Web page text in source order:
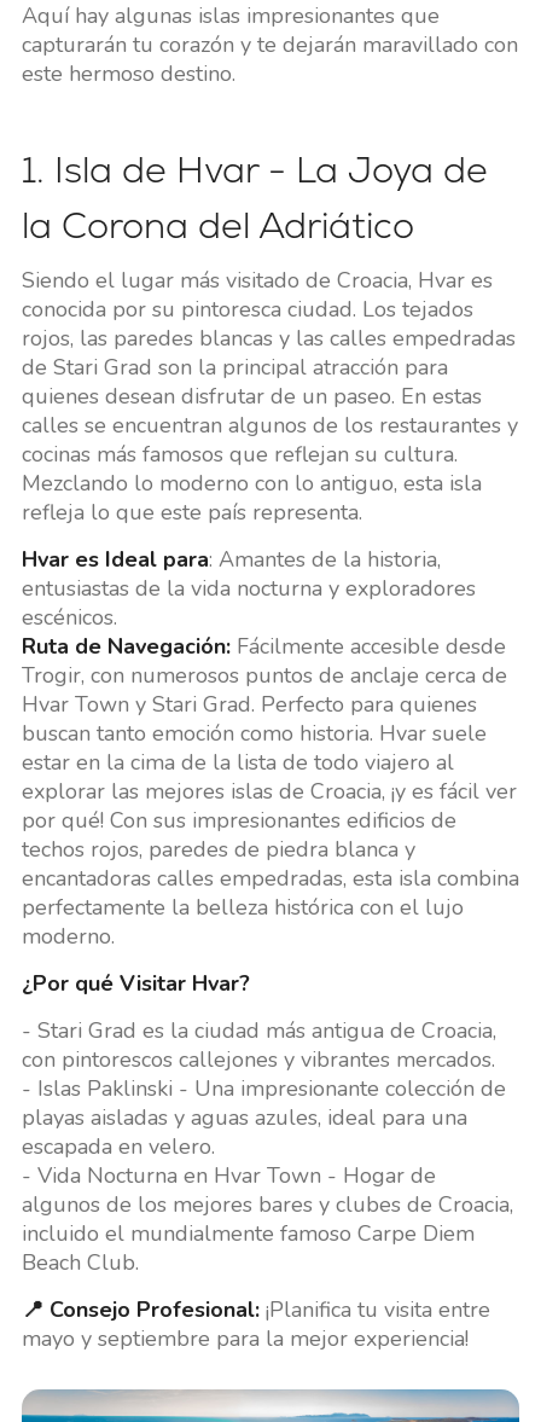
Aquí hay algunas islas impresionantes que
capturarán tu corazón y te dejarán maravillado con
este hermoso destino.
1. Isla de Hvar - La Joya de
la Corona del Adriático
Siendo el lugar más visitado de Croacia, Hvar es
conocida por su pintoresca ciudad. Los tejados
rojos, las paredes blancas y las calles empedradas
de Stari Grad son la principal atracción para
quienes desean disfrutar de un paseo. En estas
calles se encuentran algunos de los restaurantes y
cocinas más famosos que reflejan su cultura.
Mezclando lo moderno con lo antiguo, esta isla
refleja lo que este país representa.
Hvar es Ideal para: Amantes de la historia,
entusiastas de la vida nocturna y exploradores
escénicos.
Ruta de Navegación:Fácilmente accesible desde
Trogir, con numerosos puntos de anclaje cerca de
Hvar Town y Stari Grad. Perfecto para quienes
buscan tanto emoción como historia. Hvar suele
estar en la cima de la lista de todo viajero al
explorar las mejores islas de Croacia, ¡y es fácil ver
por qué! Con sus impresionantes edificios de
techos rojos, paredes de piedra blanca y
encantadoras calles empedradas, esta isla combina
perfectamente la belleza histórica con el lujo
moderno.
¿Por qué Visitar Hvar?
- Stari Grad es la ciudad más antigua de Croacia,
con pintorescos callejones y vibrantes mercados.
- Islas Paklinski - Una impresionante colección de
playas aisladas y aguas azules, ideal para una
escapada en velero.
- Vida Nocturna en Hvar Town - Hogar de
algunos de los mejores bares y clubes de Croacia,
incluido el mundialmente famoso Carpe Diem
Beach Club.
📍 Consejo Profesional:¡Planifica tu visita entre
mayo y septiembre para la mejor experiencia!